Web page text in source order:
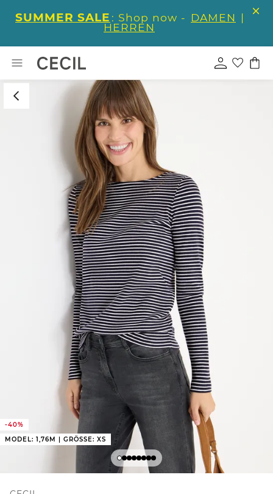
SUMMER SALE : Shop now - DAMEN |
HERREN
-40%
MODEL: 1,76M | GRÖSSE: XS